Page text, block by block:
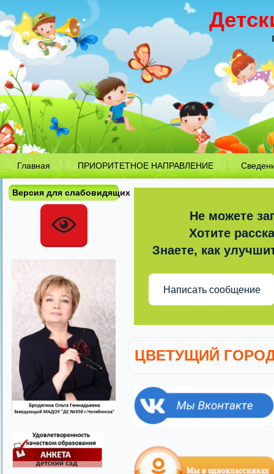
Главная ПРИОРИТЕТНОЕ НАПРАВЛЕНИЕ
Версия для слабовидящих
Не можете
Хотите
Знаете, как
Написать сообщение
ЦВЕТУЩИЙ